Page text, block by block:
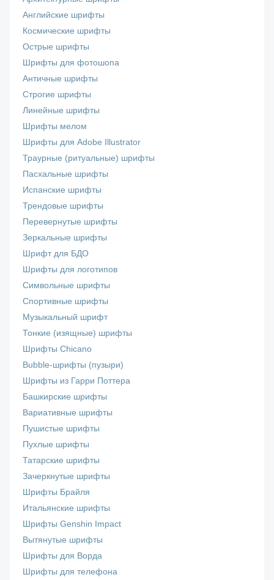
Английские шрифты
Космические шрифты
Острые шрифты
Шрифты для фотошопа
Античные шрифты
Строгие шрифты
Линейные шрифты
Шрифты мелом
Шрифты для Adobe Illustrator
Траурные (ритуальные) шрифты
Пасхальные шрифты
Испанские шрифты
Трендовые шрифты
Перевернутые шрифты
Зеркальные шрифты
Шрифт для БДО
Шрифты для логотипов
Символьные шрифты
Спортивные шрифты
Музыкальный шрифт
Тонкие (изящные) шрифты
Шрифты Chicano
Bubble-шрифты (пузыри)
Шрифты из Гарри Поттера
Башкирские шрифты
Вариативные шрифты
Пушистые шрифты
Пухлые шрифты
Татарские шрифты
Зачеркнутые шрифты
Шрифты Брайля
Итальянские шрифты
Шрифты Genshin Impact
Вытянутые шрифты
Шрифты для Ворда
Шрифты для телефона